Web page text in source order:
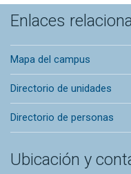
Enlaces
Mapa del campus
Directorio de unidades
Directorio de personas
Ubicación y